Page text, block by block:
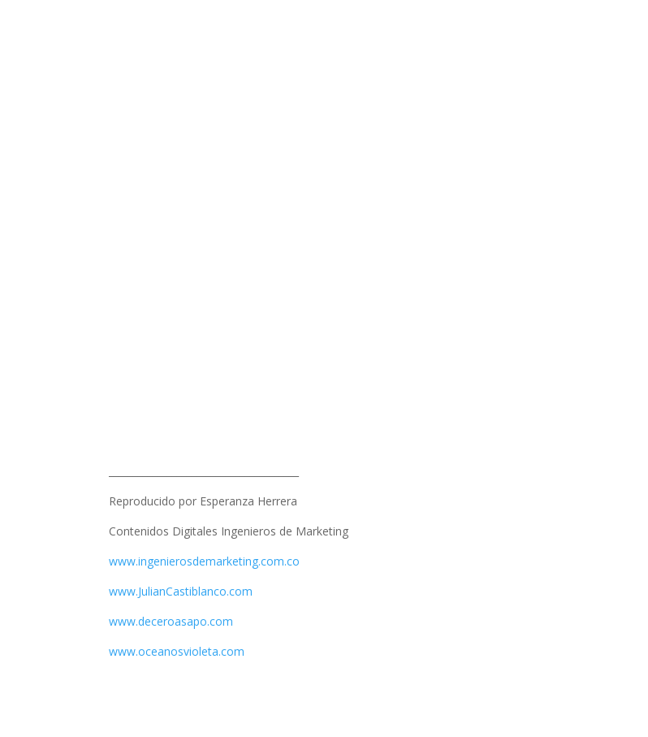
Reproducido por Esperanza Herrera
Contenidos Digitales Ingenieros de Marketing
www.ingenierosdemarketing.com.co
www.JulianCastiblanco.com
www.deceroasapo.com
www.oceanosvioleta.com